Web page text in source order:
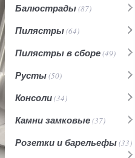
Балюстрады(87)
Пилястры(64)
Пилястры в сборе(49)
Русты(50)
Консоли(34)
Камни замковые(37)
Розетки и барельефы(33)